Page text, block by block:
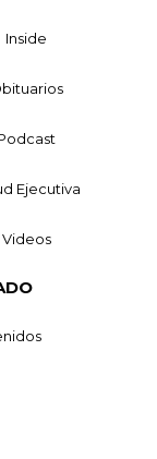
Inside
Ejecutiva
Videos